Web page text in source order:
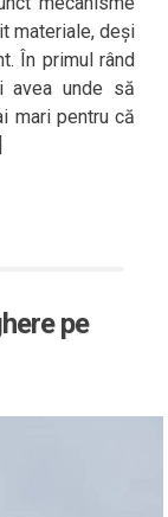
materiale, deși
În primul rând
avea unde să
mari pentru că
pe